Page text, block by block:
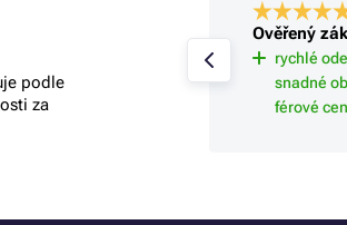
podle
za
spokojenosti
Ověřený
rychlé
snadné
férové